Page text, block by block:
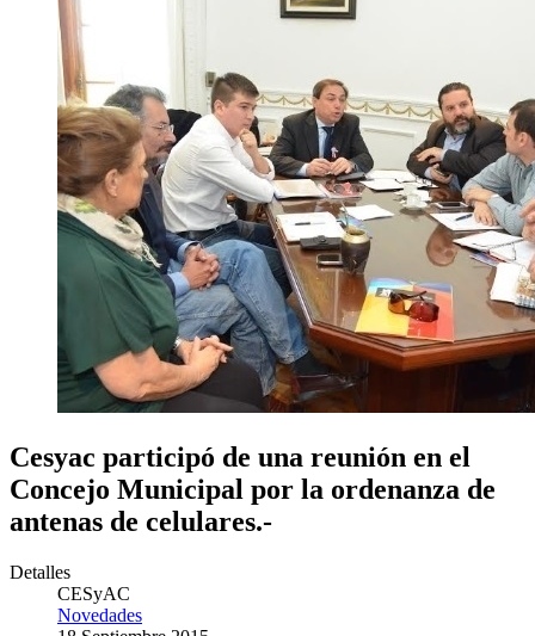
Cesyac participó de una reunión en el
Concejo Municipal por la ordenanza de
antenas de celulares.-
Detalles
CESyAC
Novedades